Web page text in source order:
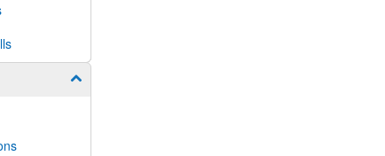
Show/hide subpages